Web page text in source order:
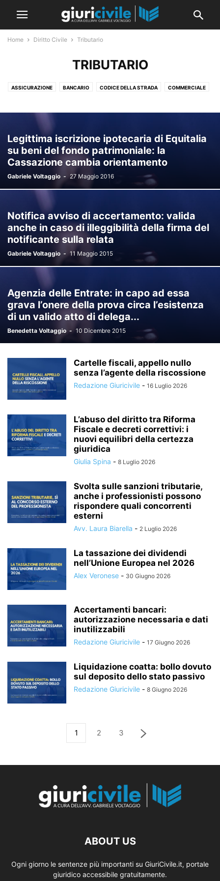
Home Diritto Civile Tributario
TRIBUTARIO
ASSICURAZIONE BANCARIO CODICE DELLA STRADA COMMERCIALE
GARANZIE GDPR E PRIVACY LAVORO OBBLIGAZIONI E CONTRATTI
RESPONSABILITÀ PROFESSIONALE RISARCIMENTO DEL DANNO
SOCIETARIO SUCCESSIONI TITOLI DI CREDITO TRIBUTARIO
TUTELARE
Legittima iscrizione ipotecaria di Equitalia
su beni del fondo patrimoniale: la
Cassazione cambia orientamento
Gabriele Voltaggio - 27 Maggio 2016
Notifica avviso di accertamento: valida
anche in caso di illeggibilità della firma del
notificante sulla relata
Gabriele Voltaggio - 11 Maggio 2015
Agenzia delle Entrate: in capo ad essa
grava l’onere della prova circa l’esistenza
di un valido atto di delega...
Benedetta Voltaggio - 10 Dicembre 2015
Cartelle fiscali, appello nullo
senza l’agente della riscossione
Redazione Giuricivile - 16 Luglio 2026
L’abuso del diritto tra Riforma
Fiscale e decreti correttivi: i
nuovi equilibri della certezza
giuridica
Giulia Spina - 8 Luglio 2026
Svolta sulle sanzioni tributarie,
anche i professionisti possono
rispondere quali concorrenti
esterni
Avv. Laura Biarella - 2 Luglio 2026
La tassazione dei dividendi
nell’Unione Europea nel 2026
Alex Veronese - 30 Giugno 2026
Accertamenti bancari:
autorizzazione necessaria e dati
inutilizzabili
Redazione Giuricivile - 17 Giugno 2026
Liquidazione coatta: bollo dovuto
sul deposito dello stato passivo
Redazione Giuricivile - 8 Giugno 2026
1 2 3
ABOUT US
Ogni giorno le sentenze più importanti su GiuriCivile.it, portale
giuridico accessibile gratuitamente.